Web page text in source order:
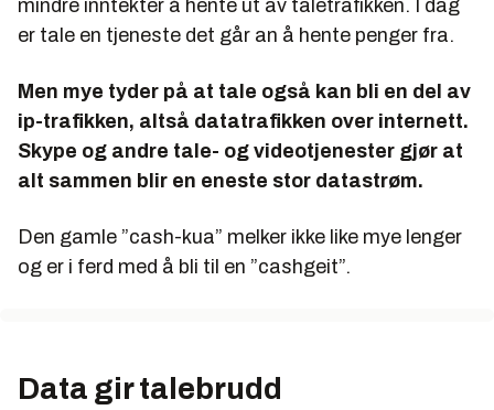
mindre inntekter å hente ut av taletrafikken. I dag
er tale en tjeneste det går an å hente penger fra.
Men mye tyder på at tale også kan bli en del av
ip-trafikken, altså datatrafikken over internett.
Skype og andre tale- og videotjenester gjør at
alt sammen blir en eneste stor datastrøm.
Den gamle ”cash-kua” melker ikke like mye lenger
og er i ferd med å bli til en ”cashgeit”.
Data gir talebrudd